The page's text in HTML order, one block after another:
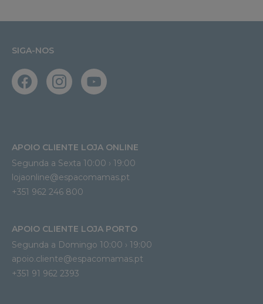
SIGA-NOS
APOIO CLIENTE LOJA ONLINE
Segunda a Sexta 10:00 › 19:00
lojaonline@espacomamas.pt
+351 962 246 800
APOIO CLIENTE LOJA PORTO
Segunda a Domingo 10:00 › 19:00
apoio.cliente@espacomamas.pt
+351 91 962 2393